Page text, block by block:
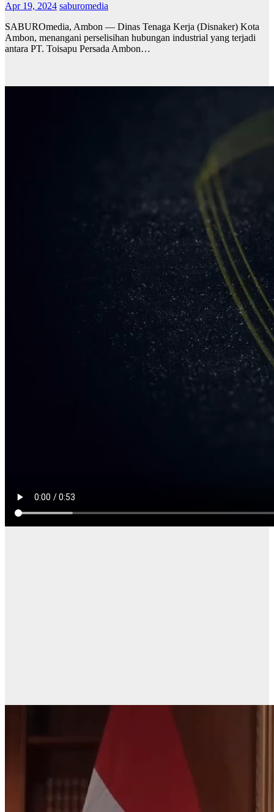
Apr 19, 2024 saburomedia
SABUROmedia, Ambon — Dinas Tenaga Kerja (Disnaker) Kota
Ambon, menangani perselisihan hubungan industrial yang terjadi
antara PT. Toisapu Persada Ambon…